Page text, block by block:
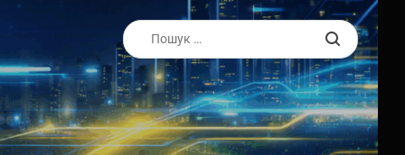
Пошук: